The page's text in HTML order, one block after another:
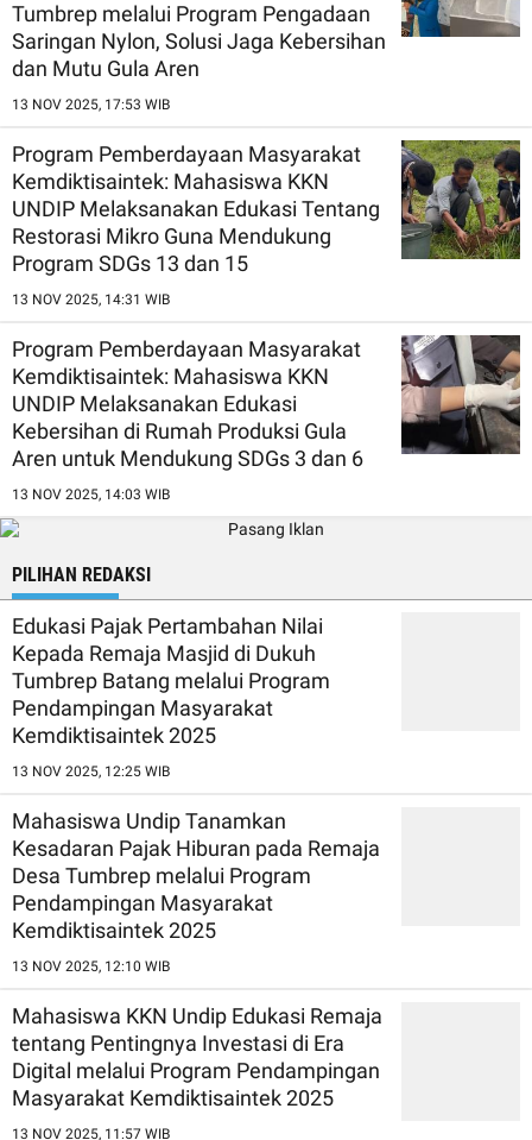
Tumbrep melalui Program Pengadaan
Saringan Nylon, Solusi Jaga Kebersihan
dan Mutu Gula Aren
13 NOV 2025, 17:53 WIB
Program Pemberdayaan Masyarakat
Kemdiktisaintek: Mahasiswa KKN
UNDIP Melaksanakan Edukasi Tentang
Restorasi Mikro Guna Mendukung
Program SDGs 13 dan 15
13 NOV 2025, 14:31 WIB
Program Pemberdayaan Masyarakat
Kemdiktisaintek: Mahasiswa KKN
UNDIP Melaksanakan Edukasi
Kebersihan di Rumah Produksi Gula
Aren untuk Mendukung SDGs 3 dan 6
13 NOV 2025, 14:03 WIB
PILIHAN REDAKSI
Edukasi Pajak Pertambahan Nilai
Kepada Remaja Masjid di Dukuh
Tumbrep Batang melalui Program
Pendampingan Masyarakat
Kemdiktisaintek 2025
13 NOV 2025, 12:25 WIB
Mahasiswa Undip Tanamkan
Kesadaran Pajak Hiburan pada Remaja
Desa Tumbrep melalui Program
Pendampingan Masyarakat
Kemdiktisaintek 2025
13 NOV 2025, 12:10 WIB
Mahasiswa KKN Undip Edukasi Remaja
tentang Pentingnya Investasi di Era
Digital melalui Program Pendampingan
Masyarakat Kemdiktisaintek 2025
13 NOV 2025, 11:57 WIB